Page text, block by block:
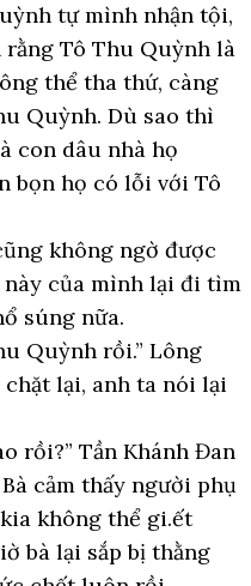
tự mình nhận tội,
rằng Tô Thu Quỳnh là
thể tha thứ, càng
Quỳnh. Dù sao thì
con dâu nhà họ
bọn họ có lỗi với Tô
không ngờ được
của mình lại đi tìm
súng nữa.
Quỳnh rồi.” Lông
lại, anh ta nói lại
rồi?” Tần Khánh Đan
cảm thấy người phụ
không thể gi.ết
bà lại sắp bị thằng